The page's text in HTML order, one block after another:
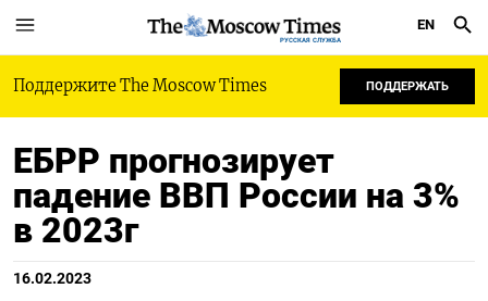
РУССКАЯ СЛУЖБА
EN
Поддержите The Moscow Times ПОДДЕРЖАТЬ
ЕБРР прогнозирует
падение ВВП России на 3%
в 2023г
16.02.2023